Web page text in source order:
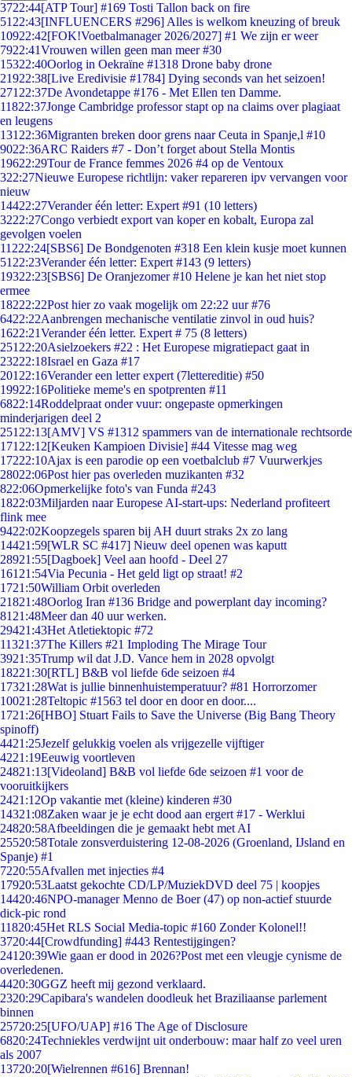
3722:44[ATP Tour] #169 Tosti Tallon back on fire
51 22:43[INFLUENCERS #296] Alles is welkom kneuzing of breuk
10922:42[FOK!Voetbalmanager 2026/2027] #1 We zijn er weer
7922:41Vrouwen willen geen man meer #30
15322:40Oorlog in Oekraïne #1318 Drone baby drone
21922:38[Live Eredivisie #1784] Dying seconds van het seizoen!
271 22:37De Avondetappe #176 - Met Ellen ten Damme.
11822:37Jonge Cambridge professor stapt op na claims over plagiaat
en leugens
131 22:36Migranten breken door grens naar Ceuta in Spanje,l #10
9022:36ARC Raiders #7 - Don’t forget about Stella Montis
19622:29Tour de France femmes 2026 #4 op de Ventoux
322:27Nieuwe Europese richtlijn: vaker repareren ipv vervangen voor
nieuw
14422:27Verander één letter: Expert #91 (10 letters)
3222:27Congo verbiedt export van koper en kobalt, Europa zal
gevolgen voelen
11222:24[SBS6] De Bondgenoten #318 Een klein kusje moet kunnen
51 22:23Verander één letter: Expert #143 (9 letters)
19322:23[SBS6] De Oranjezomer #10 Helene je kan het niet stop
ermee
18222:22Post hier zo vaak mogelijk om 22:22 uur #76
6422:22Aanbrengen mechanische ventilatie zinvol in oud huis?
1622:21Verander één letter. Expert # 75 (8 letters)
251 22:20Asielzoekers #22 : Het Europese migratiepact gaat in
23222:18Israel en Gaza #17
201 22:16Verander een letter expert (7lettereditie) #50
19922:16Politieke meme's en spotprenten #11
6822:14Roddelpraat onder vuur: ongepaste opmerkingen
minderjarigen deel 2
251 22:13[AMV] VS #1312 spammers van de internationale rechtsorde
171 22:12[Keuken Kampioen Divisie] #44 Vitesse mag weg
17222:10Ajax is een parodie op een voetbalclub #7 Vuurwerkjes
28022:06Post hier pas overleden muzikanten #32
822:06Opmerkelijke foto's van Funda #243
1822:03Miljarden naar Europese AI-start-ups: Nederland profiteert
flink mee
9422:02Koopzegels sparen bij AH duurt straks 2x zo lang
14421:59[WLR SC #417] Nieuw deel openen was kaputt
28921:55[Dagboek] Veel aan hoofd - Deel 27
161 21:54Via Pecunia - Het geld ligt op straat! #2
1721:50William Orbit overleden
21821:48Oorlog Iran #136 Bridge and powerplant day incoming?
81 21:48Meer dan 40 uur werken.
29421:43Het Atletiektopic #72
11321:37The Killers #21 Imploding The Mirage Tour
3921:35Trump wil dat J.D. Vance hem in 2028 opvolgt
18221:30[RTL] B&B vol liefde 6de seizoen #4
17321:28Wat is jullie binnenhuistemperatuur? #81 Horrorzomer
10021:28Teltopic #1563 tel door en door en door....
1721:26[HBO] Stuart Fails to Save the Universe (Big Bang Theory
spinoff)
4421:25Jezelf gelukkig voelen als vrijgezelle vijftiger
4221:19Eeuwig voortleven
24821:13[Videoland] B&B vol liefde 6de seizoen #1 voor de
vooruitkijkers
2421:12Op vakantie met (kleine) kinderen #30
14321:08Zaken waar je je echt dood aan ergert #17 - Werklui
24820:58Afbeeldingen die je gemaakt hebt met AI
25520:58Totale zonsverduistering 12-08-2026 (Groenland, IJsland en
Spanje) #1
7220:55Afvallen met injecties #4
17920:53Laatst gekochte CD/LP/MuziekDVD deel 75 | koopjes
14420:46NPO-manager Menno de Boer (47) op non-actief stuurde
dick-pic rond
11820:45Het RLS Social Media-topic #160 Zonder Kolonel!!
3720:44[Crowdfunding] #443 Rentestijgingen?
241 20:39Wie gaan er dood in 2026?Post met een vleugje cynisme de
overledenen.
4420:30GGZ heeft mij gezond verklaard.
2320:29Capibara's wandelen doodleuk het Braziliaanse parlement
binnen
25720:25[UFO/UAP] #16 The Age of Disclosure
6820:24Techniekles verdwijnt uit onderbouw: maar half zo veel uren
als 2007
13720:20[Wielrennen #616] Brennan!